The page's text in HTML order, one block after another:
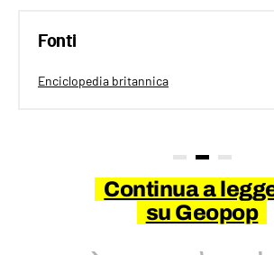
Fonti
Enciclopedia britannica
Continua a
su Geopop